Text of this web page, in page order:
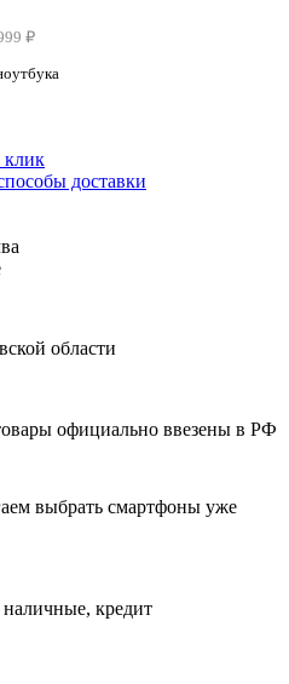
₽
клик
доставки
области
официально ввезены в РФ
выбрать смартфоны уже
кредит